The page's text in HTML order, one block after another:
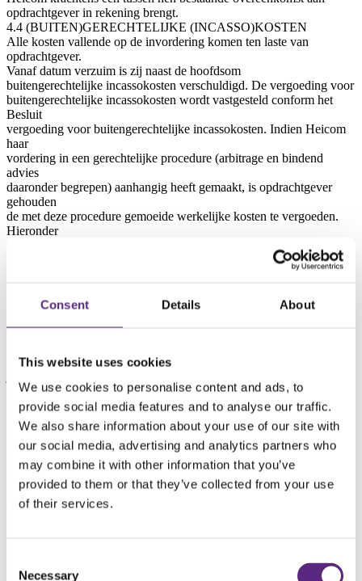
Consent Details About
This website uses cookies
We use cookies to personalise content and ads, to
provide social media features and to analyse our traffic.
We also share information about your use of our site with
our social media, advertising and analytics partners who
may combine it with other information that you’ve
provided to them or that they’ve collected from your use
of their services.
Necessary
opdrachtgever in rekening brengt.
4.4 (BUITEN)GERECHTELIJKE (INCASSO)KOSTEN
Alle kosten vallende op de invordering komen ten laste van
opdrachtgever.
Vanaf datum verzuim is zij naast de hoofdsom
buitengerechtelijke incassokosten verschuldigd. De vergoeding voor
buitengerechtelijke incassokosten wordt vastgesteld conform het
Besluit
vergoeding voor buitengerechtelijke incassokosten. Indien Heicom
haar
vordering in een gerechtelijke procedure (arbitrage en bindend
advies
daaronder begrepen) aanhangig heeft gemaakt, is opdrachtgever
gehouden
de met deze procedure gemoeide werkelijke kosten te vergoeden.
Hieronder
aan arbiters of bindend adviseurs verschuldigde honorarium en
indien deze een eventuele proceskostenveroordeling op grond van
en verder van het Wetboek van Burgerlijke Rechtsvordering te
Deze vergoeding van de kosten zal steeds, zodra (interne of externe)
Heicom
incasso maatregelen worden genomen, zonder dat enige nadere
vorm van
bewijs nodig is, in rekening worden gebracht en door opdrachtgever
verschuldigd zijn.
Betalingen strekken steeds eerst in mindering op de
buitengerechtelijke
kosten, dan op de rente en vervolgens op de oudste factuur.
4.5 EIGENDOMSVOORBEHOUD